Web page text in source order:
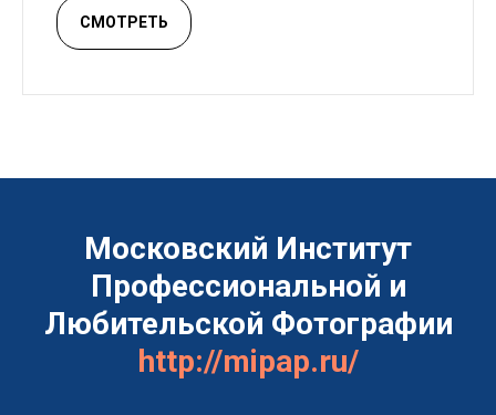
СМОТРЕТЬ
Московский Институт
Профессиональной и
Любительской Фотографии
http://mipap.ru/